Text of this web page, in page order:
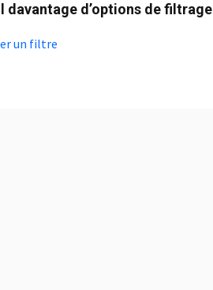
davantage d’options de filtrage
un filtre